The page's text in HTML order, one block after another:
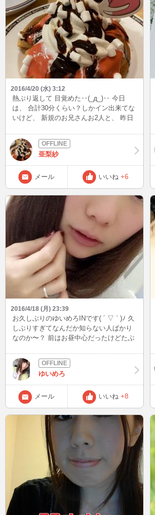
2016/4/20 (水) 3:12
熱ぶり返して 目覚めた‥(_д_)‥ 今日
は、 合計30分くらい？しかイン出来てな
いけど、 新規のお兄さんお2人と、 昨日
｀)♡ 昨日お話の約束してたお兄さんは
風邪心配してくれてた(>_<) 早く治す！
ごめんね(>_<) すっぴんやったけど、 す
っぴんのが可愛いとか、 性格良いとか言
ってくれてありがとうです♪ ブログ読ん
でないと思うけど、 改めてお礼言うとこ
(_д_)笑 薬飲み直して寝るぜー(>_<) お休
みー♪
亜梨紗
メール いいね +6
2016/4/18 (月) 23:39
お久しぶりのゆいめろINです( ´ ▽ ` )ﾉ 久
しぶりすぎてなんだか知らない人ばかり
なのか〜？ 前はお昼中心だったけどたぶ
思われますっす^ ^！ タイピング希望なの
ですが、おヒマな人はどうぞ構ってくだ
され〜
ゆいめろ
メール いいね +8